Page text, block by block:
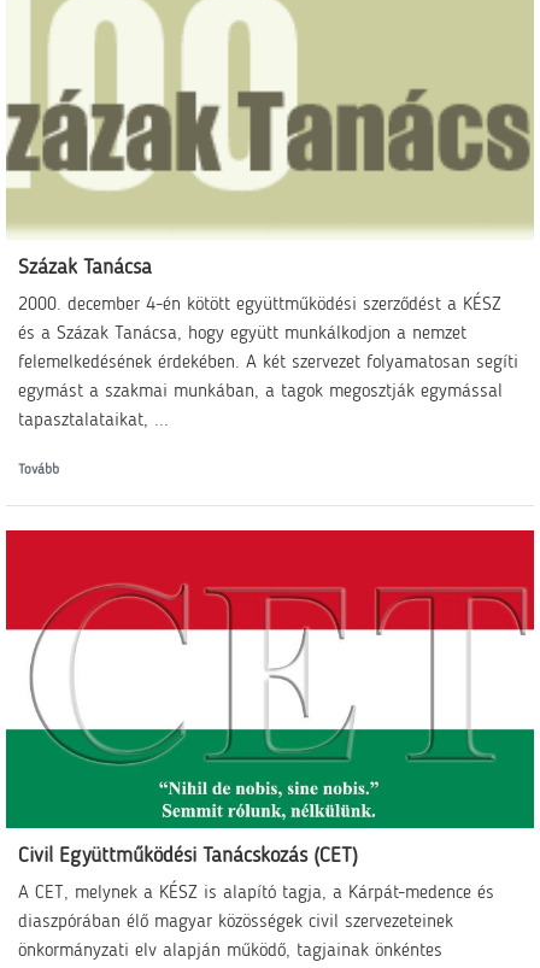
Százak Tanácsa
2000. december 4-én kötött együttműködési szerződést a KÉSZ
és a Százak Tanácsa, hogy együtt munkálkodjon a nemzet
felemelkedésének érdekében. A két szervezet folyamatosan segíti
egymást a szakmai munkában, a tagok megosztják egymással
tapasztalataikat, ...
Tovább
Civil Együttműködési Tanácskozás (CET)
A CET, melynek a KÉSZ is alapító tagja, a Kárpát-medence és
diaszpórában élő magyar közösségek civil szervezeteinek
önkormányzati elv alapján működő, tagjainak önkéntes